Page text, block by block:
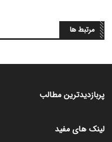
مرتبط ها
لینک های مفید
پربازدیدترین مطالب